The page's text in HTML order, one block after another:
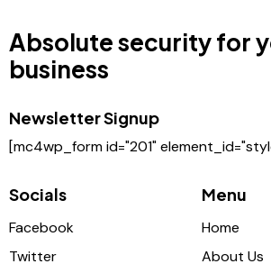
Absolute security for
business
Newsletter Signup
[mc4wp_form id="201"
Socials
Facebook
Twitter
Menu
Home
About Us